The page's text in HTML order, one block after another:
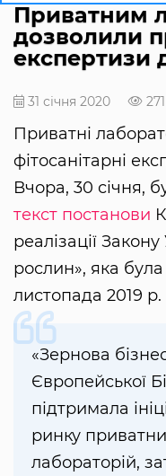
Приватним
дозволили
експертизи
31 січня 2020 271
Приватні
фітосанітарні
Вчора, 30 січня,
текст постанови
реалізації
рослин», яка
листопада 2019 р.
«Зернова
Європейської
підтримала
ринку
лабораторій,